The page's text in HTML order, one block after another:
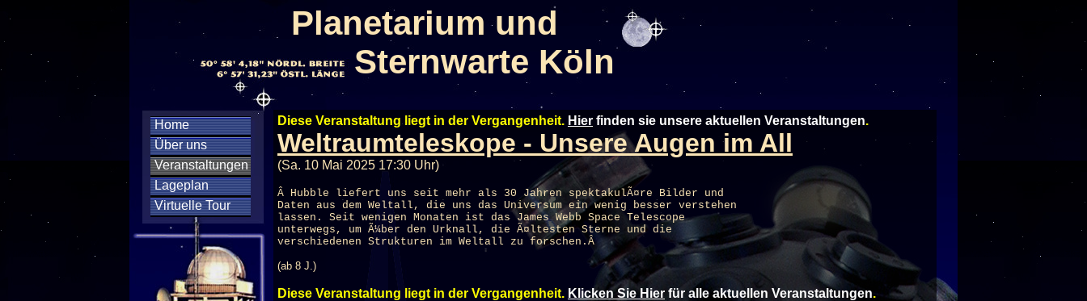
Planetarium und
Sternwarte Köln
Home
Über uns
Veranstaltungen
Lageplan
Virtuelle Tour
Diese Veranstaltung liegt in der Vergangenheit. Hier finden sie unsere aktuellen Veranstaltungen.
Weltraumteleskope - Unsere Augen im All
(Sa. 10 Mai 2025 17:30 Uhr)
Â Hubble liefert uns seit mehr als 30 Jahren spektakulÃ¤re Bilder und
Daten aus dem Weltall, die uns das Universum ein wenig besser verstehen
lassen. Seit wenigen Monaten ist das James Webb Space Telescope
unterwegs, um Ã¼ber den Urknall, die Ã¤ltesten Sterne und die
verschiedenen Strukturen im Weltall zu forschen.Â
(ab 8 J.)
Diese Veranstaltung liegt in der Vergangenheit. Klicken Sie Hier für alle aktuellen Veranstaltungen.